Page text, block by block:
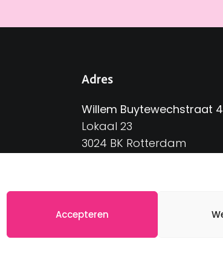
Accepteren
Adres
Willem Buytewechstraat
Lokaal 23
3024 BK Rotterdam